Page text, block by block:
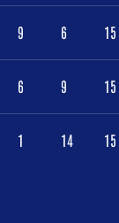
9 6 15
6 9 15
1 14 15